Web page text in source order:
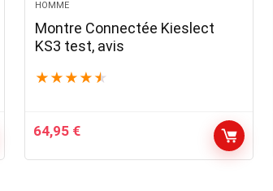
HOMME
Montre Connectée Kieslect
KS3 test, avis
★ ★ ★ ★ ★
64,95 €